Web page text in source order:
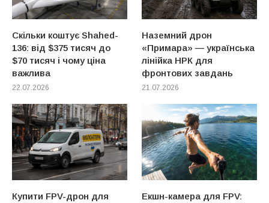
Скільки коштує Shahed-
136: від $375 тисяч до
$70 тисяч і чому ціна
важлива
22.07.2026
Наземний дрон
«Примара» — українська
лінійка НРК для
фронтових завдань
21.07.2026
Купити FPV-дрон для
Екшн-камера для FPV: